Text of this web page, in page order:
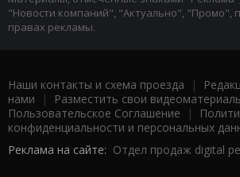
"Новости компаний", "Актуально", "Промо",
правах рекламы.
Наши контакты и схема проезда |
нами | Разместить свои
Пользовательское Соглашение |
конфиденциальности и персональных
Реклама на сайте: Отдел продаж digital